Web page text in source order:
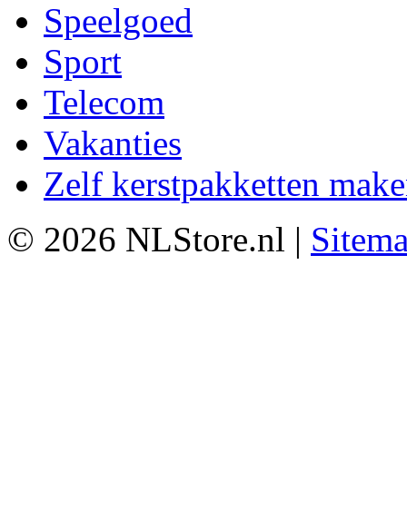
Speelgoed
Sport
Telecom
Vakanties
Zelf kerstpakketten
© 2026 NLStore.nl |